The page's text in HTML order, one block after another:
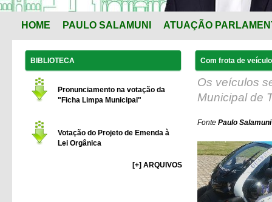
HOME PAULO SALAMUNI ATUAÇÃO
BIBLIOTECA
Pronunciamento na votação da
"Ficha Limpa Municipal"
Votação do Projeto de Emenda à
Lei Orgânica
[+] ARQUIVOS
Com frota de
Os veículos
Municipal de
Fonte Paulo